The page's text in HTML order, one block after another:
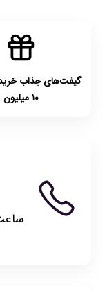
گیفت‌های جذاب
۱۰ میلیون